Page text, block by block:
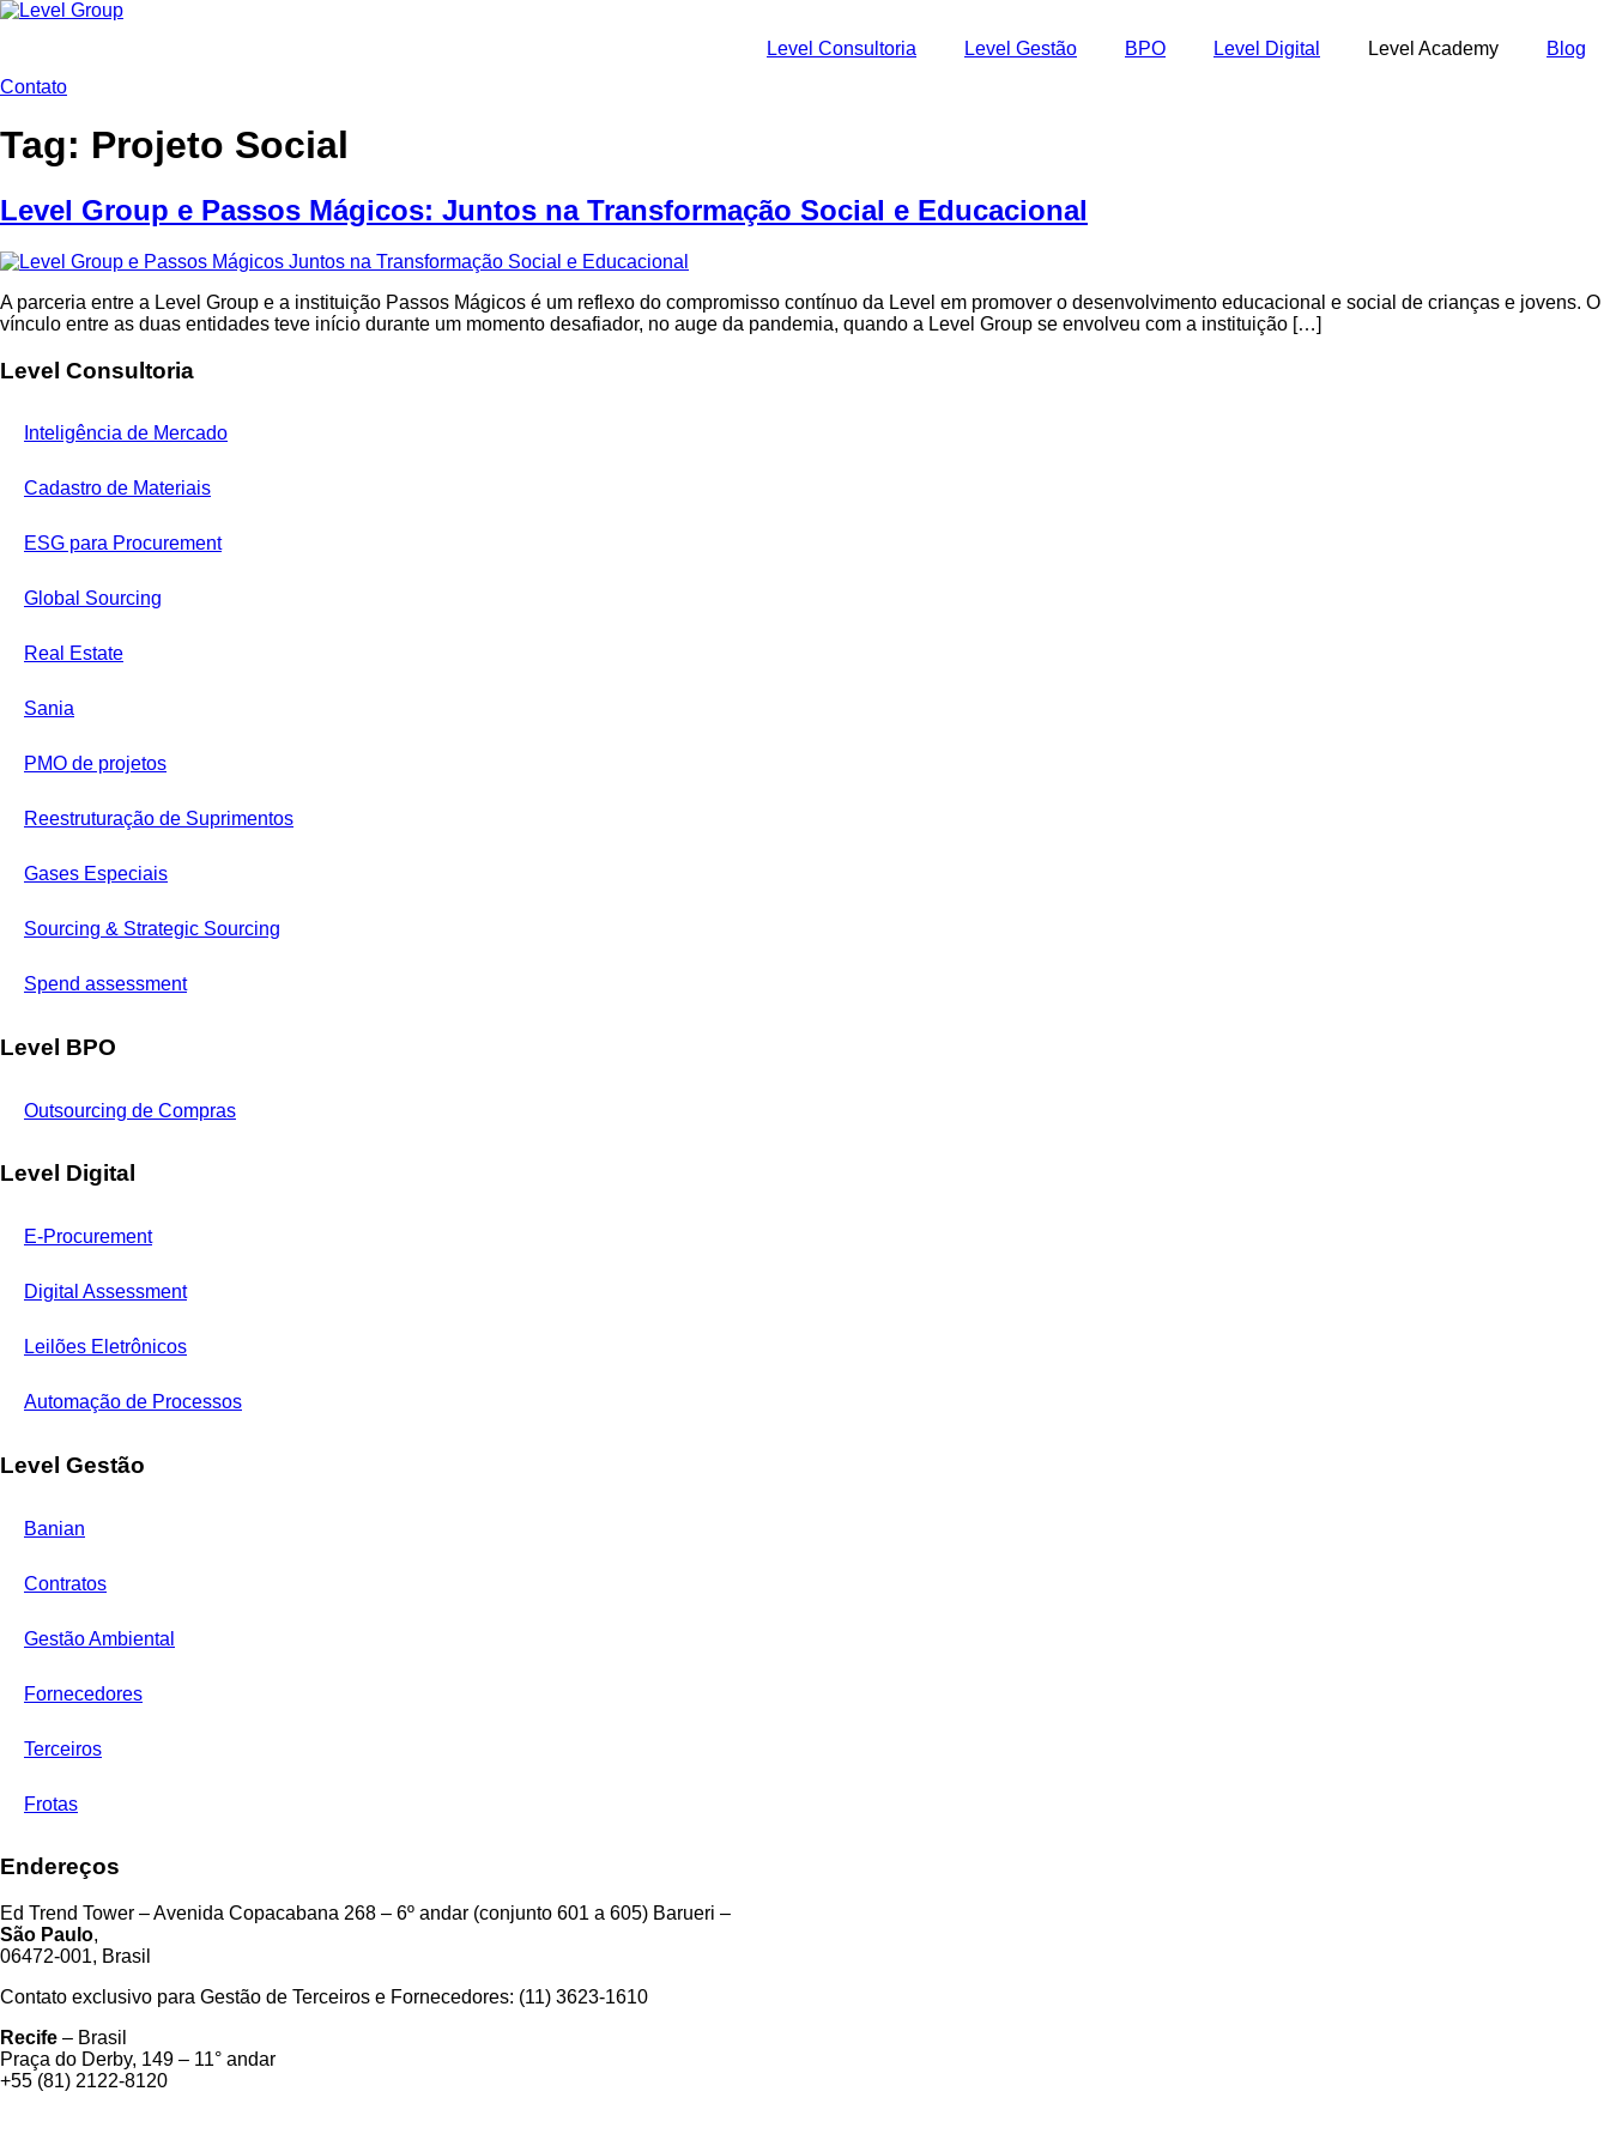
Ir
conteúdo
Level Consultoria Level Gestão BPO Level Digital Level Academy
Blog
Contato
Tag: Projeto Social
Level Group e Passos Mágicos: Juntos na Transformação Social e Educacional
A parceria entre a Level Group e a instituição Passos Mágicos é um reflexo do compromisso contínuo da Level em promover o desenvolvimento educacional e social de crianças e jovens. O
vínculo entre as duas entidades teve início durante um momento desafiador, no auge da pandemia, quando a Level Group se envolveu com a instituição […]
Level Consultoria
Inteligência de Mercado
Cadastro de Materiais
ESG para Procurement
Global Sourcing
Real Estate
Sania
PMO de projetos
Reestruturação de Suprimentos
Gases Especiais
Sourcing & Strategic Sourcing
Spend assessment
Level BPO
Outsourcing de Compras
Level Digital
E-Procurement
Digital Assessment
Leilões Eletrônicos
Automação de Processos
Level Gestão
Banian
Contratos
Gestão Ambiental
Fornecedores
Terceiros
Frotas
Endereços
Ed Trend Tower – Avenida Copacabana 268 – 6º andar (conjunto 601 a 605) Barueri –
São Paulo,
06472-001, Brasil
Contato exclusivo para Gestão de Terceiros e Fornecedores: (11) 3623-1610
Recife – Brasil
Praça do Derby, 149 – 11° andar
+55 (81) 2122-8120